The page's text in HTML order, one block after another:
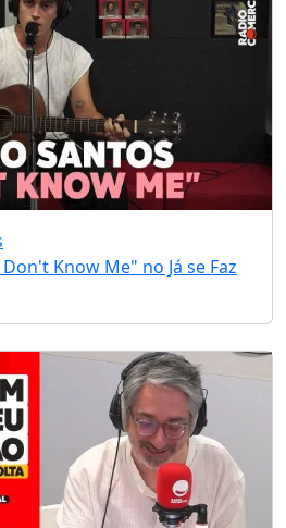
Know Me" no Já se Faz